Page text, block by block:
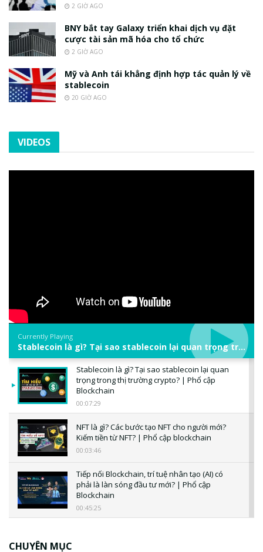
2 GIỜ AGO
BNY bắt tay Galaxy triển khai dịch vụ đặt
cược tài sản mã hóa cho tổ chức
2 GIỜ AGO
Mỹ và Anh tái khẳng định hợp tác quản lý về
stablecoin
20 GIỜ AGO
VIDEOS
Currently Playing
Stablecoin là gì? Tại sao stablecoin lại quan trọng trong thị trường crypto? | Phổ cập Blockchain
Stablecoin là gì? Tại sao stablecoin lại quan
trọng trong thị trường crypto? | Phổ cập
Blockchain
00:07:29
NFT là gì? Các bước tạo NFT cho người mới?
Kiếm tiền từ NFT? | Phổ cập blockchain
00:03:46
Tiếp nối Blockchain, trí tuệ nhân tạo (AI) có
phải là làn sóng đầu tư mới? | Phổ cập
Blockchain
00:45:25
CHUYÊN MỤC